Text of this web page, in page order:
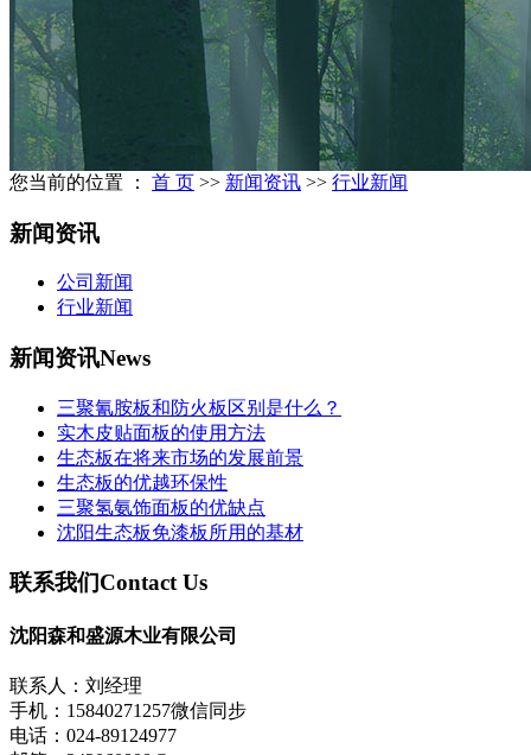
您当前的位置 ： 首 页 >> 新闻资讯 >> 行业新闻
新闻资讯
公司新闻
行业新闻
新闻资讯News
三聚氰胺板和防火板区别是什么？
实木皮贴面板的使用方法
生态板在将来市场的发展前景
生态板的优越环保性
三聚氢氨饰面板的优缺点
沈阳生态板免漆板所用的基材
联系我们Contact Us
沈阳森和盛源木业有限公司
联系人：刘经理
手机：15840271257微信同步
电话：024-89124977